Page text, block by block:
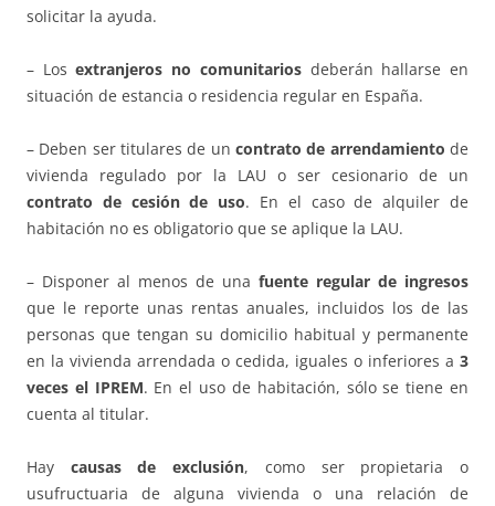
solicitar la ayuda.
– Losextranjeros no comunitariosdeberán hallarse en
situación de estancia o residencia regular en España.
– Deben ser titulares de un contrato de arrendamiento de
vivienda regulado por la LAU o ser cesionario de un
contrato de cesión de uso. En el caso de alquiler de
habitación no es obligatorio que se aplique la LAU.
– Disponer al menos de una fuente regular de ingresos
que le reporte unas rentas anuales, incluidos los de las
personas que tengan su domicilio habitual y permanente
en la vivienda arrendada o cedida, iguales o inferiores a 3
veces el IPREM. En el uso de habitación, sólo se tiene en
cuenta al titular.
Hay causas de exclusión, como ser propietaria o
usufructuaria de alguna vivienda o una relación de